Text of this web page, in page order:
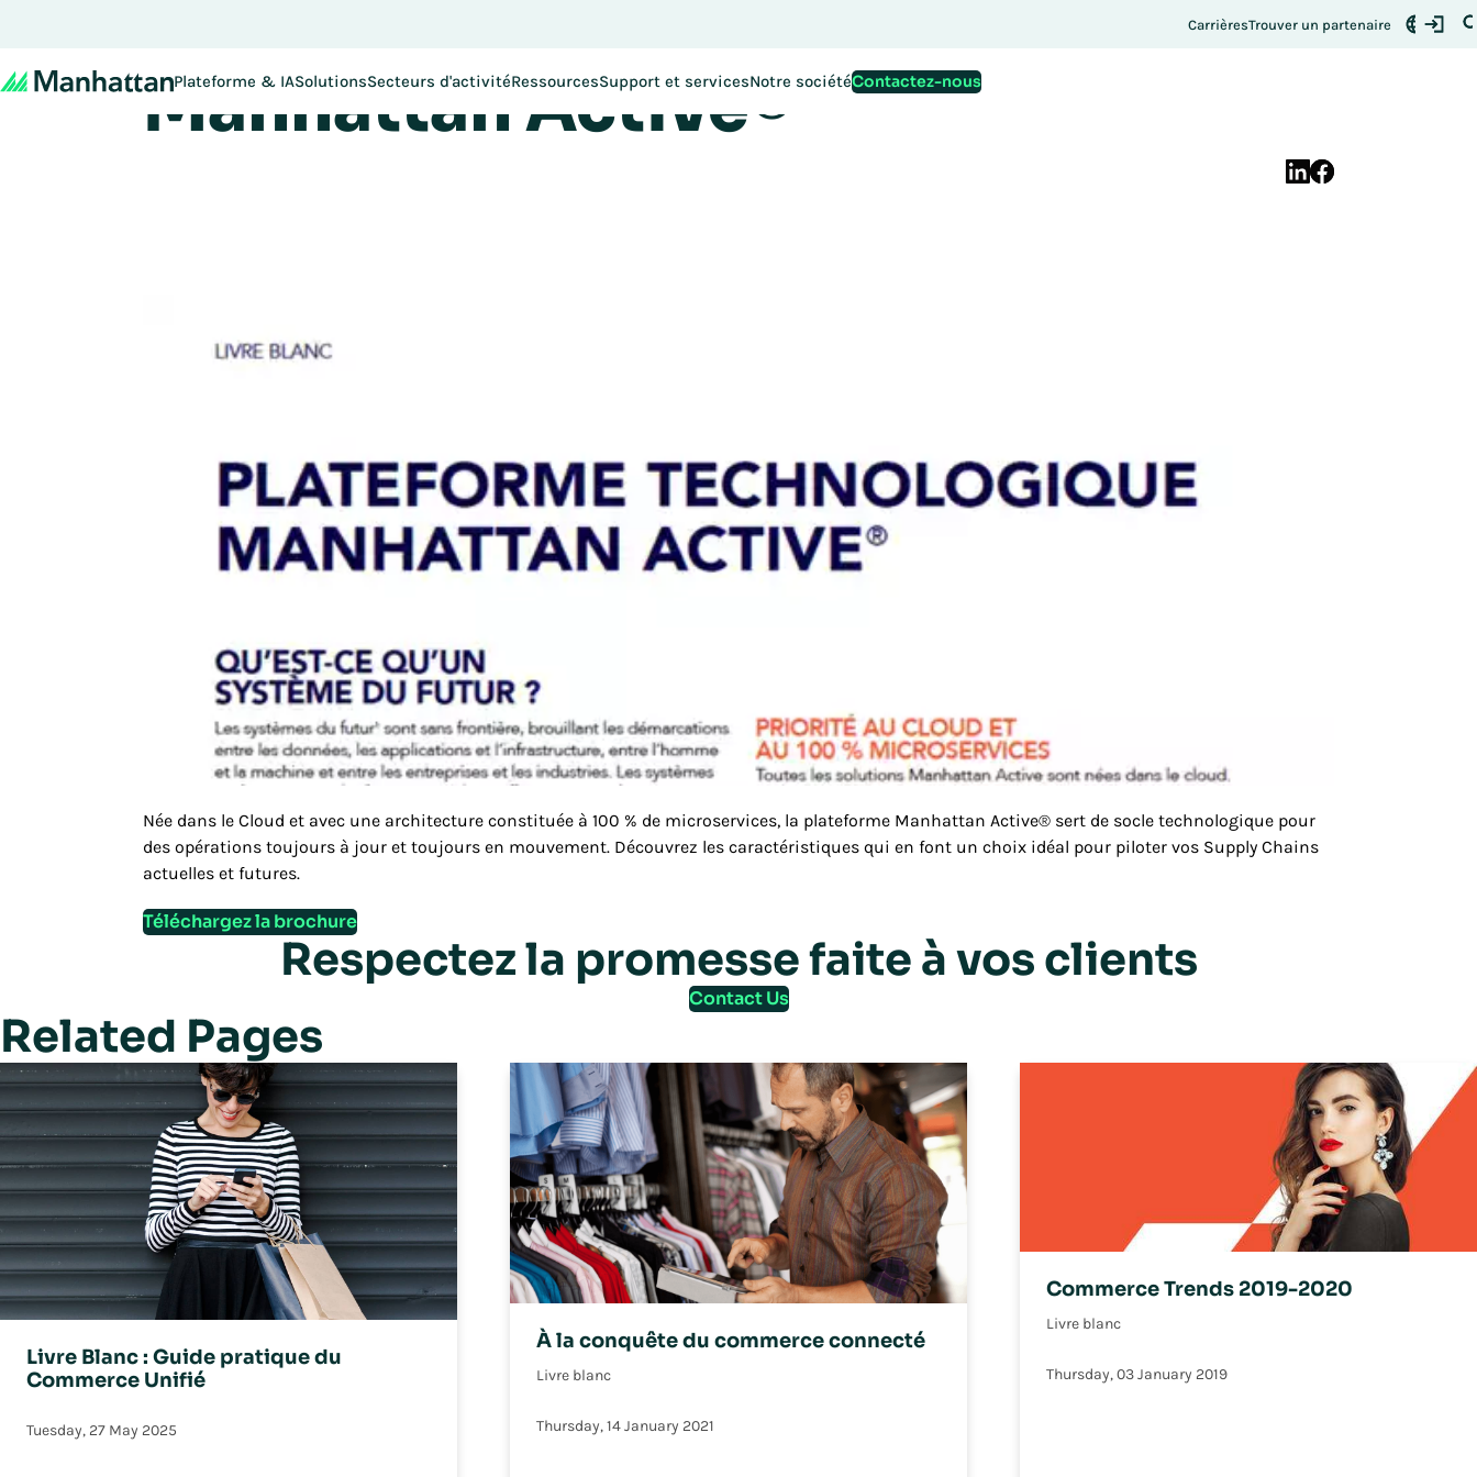
CarrièresTrouver un partenaire
Plateforme & IASolutionsSecteurs d'activitéRessourcesSupport et servicesNotre sociétéContactez-nous
Manhattan Active®
Née dans le Cloud et avec une architecture constituée à 100 % de microservices, la plateforme Manhattan Active® sert de socle technologique pour
des opérations toujours à jour et toujours en mouvement. Découvrez les caractéristiques qui en font un choix idéal pour piloter vos Supply Chains
actuelles et futures.
Téléchargez la brochure
Respectez la promesse faite à vos clients
Contact Us
Related Pages
Livre Blanc : Guide pratique du
Commerce Unifié
Tuesday, 27 May 2025
À la conquête du commerce connecté
Livre blanc
Thursday, 14 January 2021
Commerce Trends 2019-2020
Livre blanc
Thursday, 03 January 2019